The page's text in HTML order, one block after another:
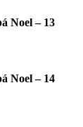
Noel – 13
Noel – 14